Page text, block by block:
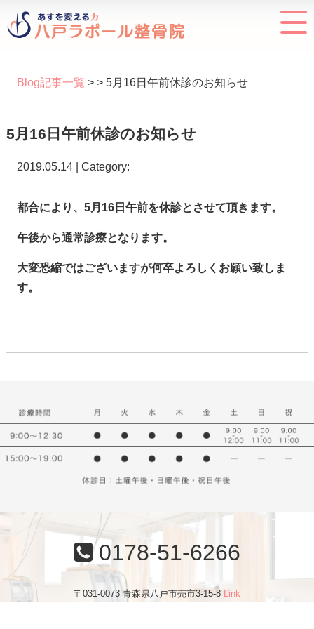
Blog記事一覧 > > 5月16日午前休診のお知らせ
5月16日午前休診のお知らせ
2019.05.14 | Category:
都合により、5月16日午前を休診とさせて頂きます。
午後から通常診療となります。
大変恐縮ではございますが何卒よろしくお願い致しま
す。
0178-51-6266
〒031-0073 青森県八戸市売市3-15-8 Link